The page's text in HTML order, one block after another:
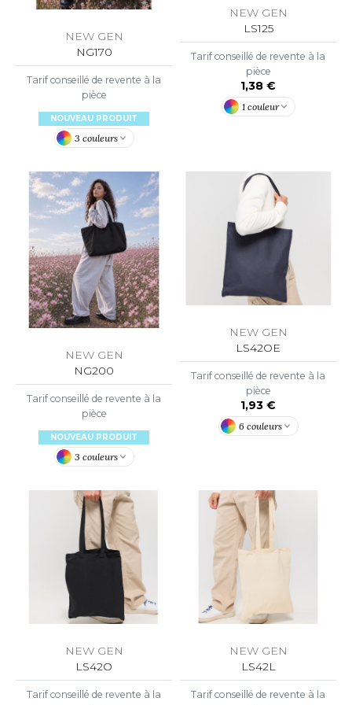
MORNING STUDIOS
SEGURIDAD
DUICK
ATHLETIC®
ATHLETIC® COLLECTION
ETIQUETTE
CLOTHING
NEW GEN
NG170
Tarif conseillé de revente à la
pièce
NOUVEAU PRODUIT
3 couleurs
NEW GEN
LS125
Tarif conseillé de revente à la
pièce
1,38 €
1 couleur
NEW GEN
NG200
Tarif conseillé de revente à la
pièce
NOUVEAU PRODUIT
3 couleurs
NEW GEN
LS42OE
Tarif conseillé de revente à la
pièce
1,93 €
6 couleurs
NEW GEN
LS42O
Tarif conseillé de revente à la
NEW GEN
LS42L
Tarif conseillé de revente à la